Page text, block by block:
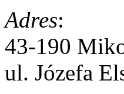
Adres:
43-190
ul. Józefa